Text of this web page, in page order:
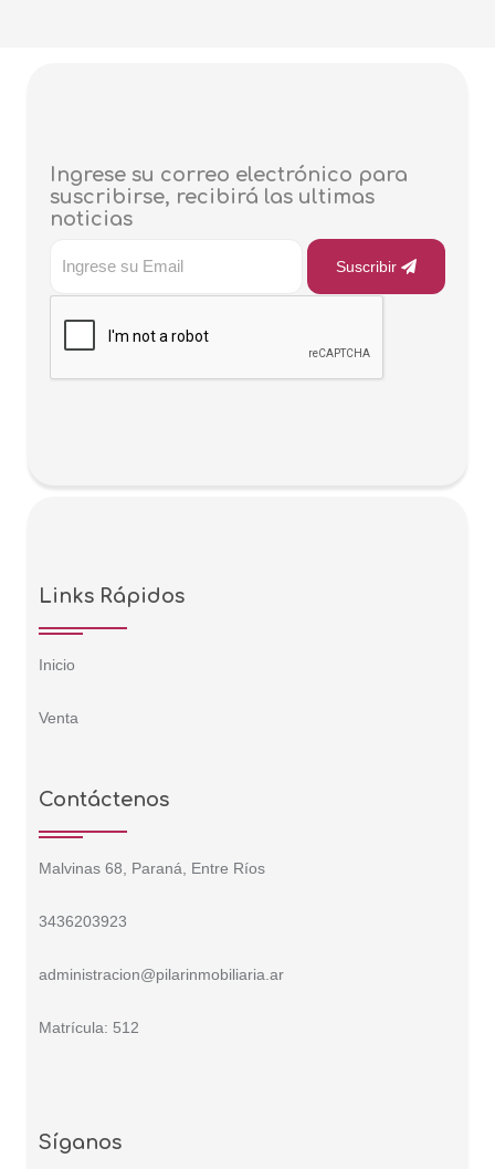
Ingrese su correo electrónico para
suscribirse, recibirá las ultimas
noticias
Suscribir
Links Rápidos
Inicio
Venta
Contáctenos
Malvinas 68, Paraná, Entre Ríos
3436203923
administracion@pilarinmobiliaria.ar
Matrícula: 512
Síganos